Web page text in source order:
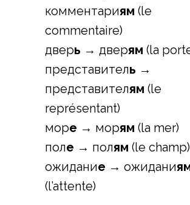
комментариям (le
commentaire)
дверь → дверям (la
представитель →
представителям (le
représentant)
море → морям (la mer)
поле → полям (le champ)
ожидание → ожидани
(l’attente)